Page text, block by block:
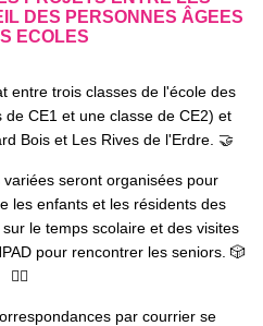
DES PERSONNES ÂGEES
ECOLES
entre trois classes de l'école des
CE1 et une classe de CE2) et
Bois et Les Rives de l'Erdre. 🤝
seront organisées pour
les enfants et les résidents des
le temps scolaire et des visites
pour rencontrer les seniors. 🎲
🚶‍♂️
par courrier se